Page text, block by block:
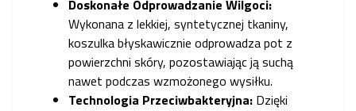
Doskonałe Odprowadzanie Wilgoci:
Wykonana z lekkiej, syntetycznej tkaniny,
koszulka błyskawicznie odprowadza pot z
powierzchni skóry, pozostawiając ją suchą
nawet podczas wzmożonego wysiłku.
Technologia Przeciwbakteryjna: Dzięki